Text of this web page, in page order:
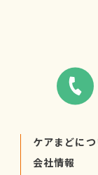
ケアまどに
会社情報